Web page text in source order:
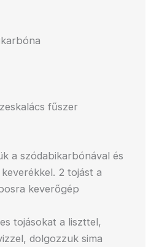
fűszer
a szódabikarbónával és
2 tojást a
keverőgép
tojásokat a liszttel,
dolgozzuk sima